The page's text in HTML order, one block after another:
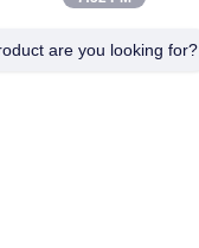
are you looking for?